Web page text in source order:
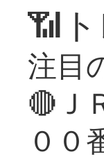
📶
注目
🔴Ｊ
００